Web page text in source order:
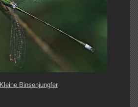
Kleine Binsenjungfer